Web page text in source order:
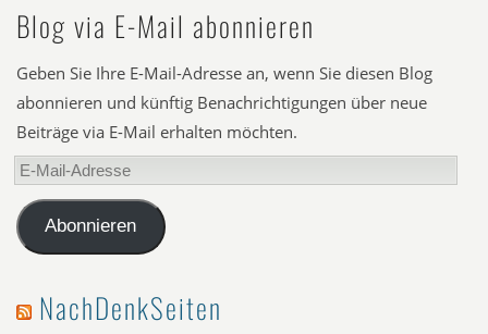
Blog via E-Mail abonnieren
Geben Sie Ihre E-Mail-Adresse an, wenn Sie diesen Blog
abonnieren und künftig Benachrichtigungen über neue
Beiträge via E-Mail erhalten möchten.
E-
Mail-
AdresseAbonnieren
NachDenkSeiten